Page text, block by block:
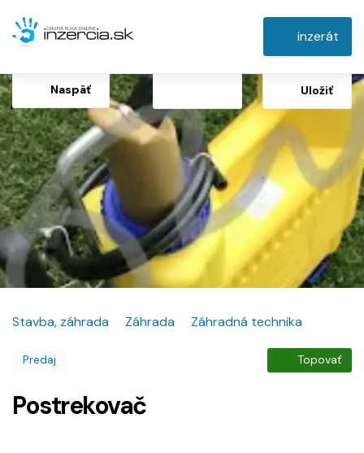
inzerát
Naspäť Uložiť
Stavba, záhrada Záhrada Záhradná technika
Predaj Topovať
Postrekovač